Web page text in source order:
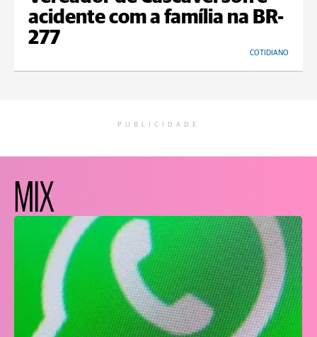
acidente com a família na BR-
277
COTIDIANO
PUBLICIDADE
MIX